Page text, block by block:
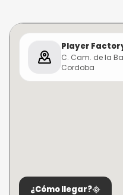
Player
C. Cam. de la
Cordoba
¿Cómo llegar?